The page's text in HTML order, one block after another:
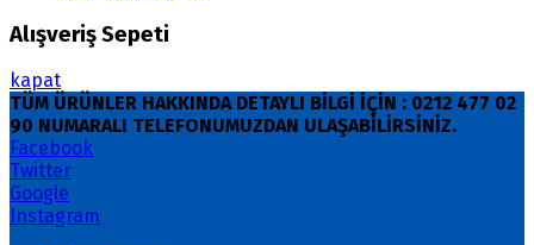
Alışveriş Sepeti
kapat
TÜM ÜRÜNLER HAKKINDA DETAYLI BİLGİ İÇİN : 0212 477 02
90 NUMARALI TELEFONUMUZDAN ULAŞABİLİRSİNİZ.
Facebook
Twitter
Google
Instagram